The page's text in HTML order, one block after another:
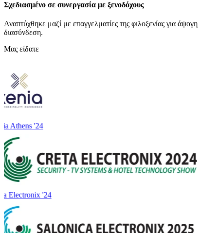
Σχεδιασμένο σε συνεργασία με ξενοδόχους
Αναπτύχθηκε μαζί με επαγγελματίες της φιλοξενίας για άψογη
διασύνδεση.
Μας είδατε
Athens '24
Electronix '24